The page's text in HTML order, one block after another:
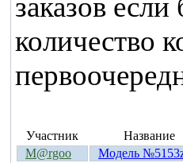
заказов
количество
Участник Название
M@rgoo
Модель